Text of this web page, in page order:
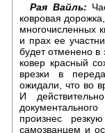
Рая Вайль:
ковровая
многочисленных
и прах ее
будет отменено
ковер красный
врезки в
ожидали, что во
И
произнес
самозванцем и